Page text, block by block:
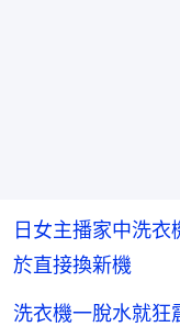
日女主播家中洗
於直接換新機
洗衣機一脫水就